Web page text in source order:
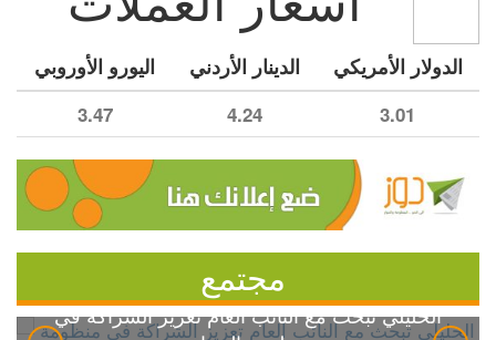
الدولار الأمريكي الدينار الأردني اليورو الأوروبي
3.01
4.24
3.47
مجتمع
الخليلي تبحث مع النائب العام تعزيز الشراكة في